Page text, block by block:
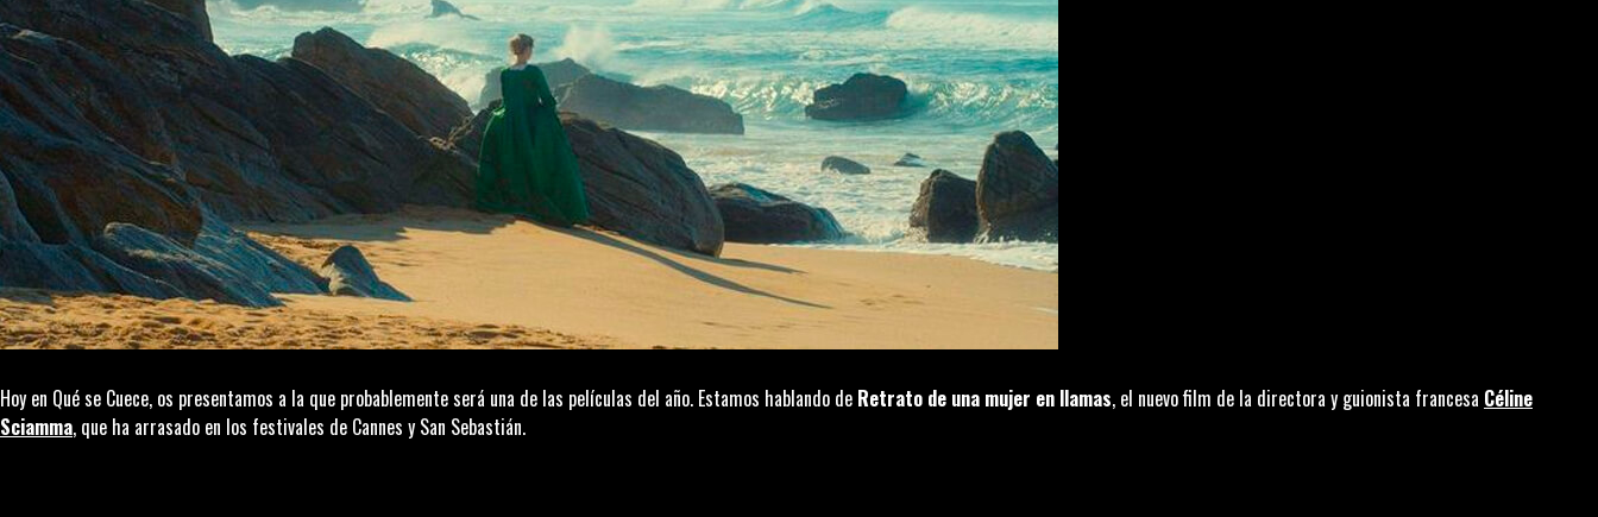
Hoy en Qué se Cuece, os presentamos a la que probablemente será una de las películas del año. Estamos hablando de Retrato de una mujer en llamas, el nuevo film de la directora y guionista francesa Céline
Sciamma, que ha arrasado en los festivales de Cannes y San Sebastián.